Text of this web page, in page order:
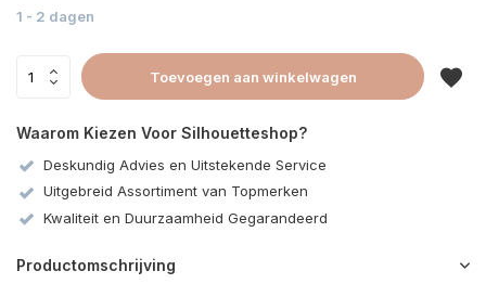
1 - 2 dagen
Toevoegen aan winkelwagen
Waarom Kiezen Voor Silhouetteshop?
Deskundig Advies en Uitstekende Service
Uitgebreid Assortiment van Topmerken
Kwaliteit en Duurzaamheid Gegarandeerd
Productomschrijving